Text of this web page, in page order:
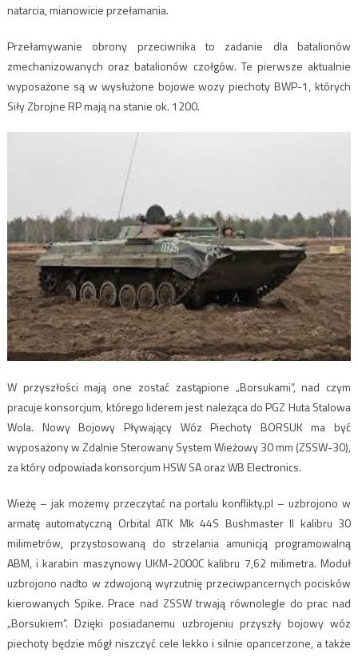
natarcia, mianowicie przełamania.
Przełamywanie obrony przeciwnika to zadanie dla batalionów
zmechanizowanych oraz batalionów czołgów. Te pierwsze aktualnie
wyposażone są w wysłużone bojowe wozy piechoty BWP-1, których
Siły Zbrojne RP mają na stanie ok. 1200.
W przyszłości mają one zostać zastąpione „Borsukami”, nad czym
pracuje konsorcjum, którego liderem jest należąca do PGZ Huta Stalowa
Wola. Nowy Bojowy Pływający Wóz Piechoty BORSUK ma być
wyposażony w Zdalnie Sterowany System Wieżowy 30 mm (ZSSW-30),
za który odpowiada konsorcjum HSW SA oraz WB Electronics.
Wieżę – jak możemy przeczytać na portalu konflikty.pl – uzbrojono w
armatę automatyczną Orbital ATK Mk 44S Bushmaster II kalibru 30
milimetrów, przystosowaną do strzelania amunicją programowalną
ABM, i karabin maszynowy UKM-2000C kalibru 7,62 milimetra. Moduł
uzbrojono nadto w zdwojoną wyrzutnię przeciwpancernych pocisków
kierowanych Spike. Prace nad ZSSW trwają równolegle do prac nad
„Borsukiem”. Dzięki posiadanemu uzbrojeniu przyszły bojowy wóz
piechoty będzie mógł niszczyć cele lekko i silnie opancerzone, a także